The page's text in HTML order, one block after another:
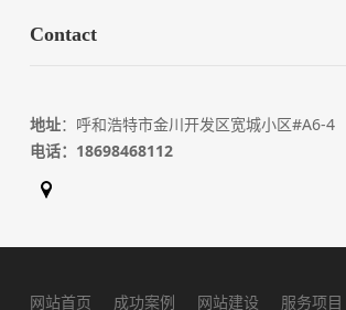
Contact
地址：呼和浩特市金川开发区宽城小区#A6-4
电话： 18698468112
网站首页 成功案例 网站建设 服务项目